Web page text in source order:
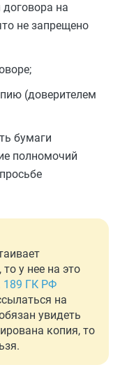
договора на
не запрещено
(доверителем
бумаги
полномочий
у нее на это
189 ГК РФ
на
увидеть
копия, то